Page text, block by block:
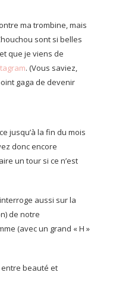
ma trombine, mais
sont si belles
que je viens de
. (Vous saviez,
gaga de devenir
jusqu’à la fin du mois
donc encore
un tour si ce n’est
aussi sur la
de notre
(avec un grand « H »
beauté et